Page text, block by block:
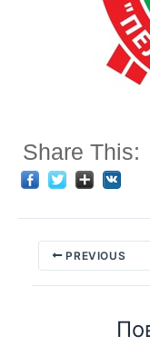
Share This:
PREVIOUS